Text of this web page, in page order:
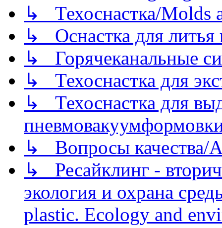
↳ Техоснастка/Molds
↳ Оснастка для литья
↳ Горячеканальные
↳ Техоснастка для
↳ Техоснастка для
↳ Вопросы качества/
↳ Ресайклинг -
экология и охрана
plastic. Ecology and